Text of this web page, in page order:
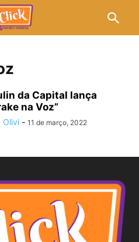
da Capital lança
na Voz”
Olivi - 11 de março, 2022